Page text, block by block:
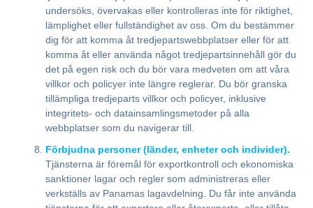
undersöks, övervakas eller kontrolleras inte för riktighet,
lämplighet eller fullständighet av oss. Om du bestämmer
dig för att komma åt tredjepartswebbplatser eller för att
komma åt eller använda något tredjepartsinnehåll gör du
det på egen risk och du bör vara medveten om att våra
villkor och policyer inte längre reglerar. Du bör granska
tillämpliga tredjeparts villkor och policyer, inklusive
integritets- och datainsamlingsmetoder på alla
webbplatser som du navigerar till.
Förbjudna personer (länder, enheter och individer).
Tjänsterna är föremål för exportkontroll och ekonomiska
sanktioner lagar och regler som administreras eller
verkställs av Panamas lagavdelning. Du får inte använda